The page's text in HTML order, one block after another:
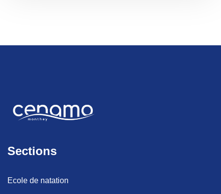
Sections
Ecole de natation